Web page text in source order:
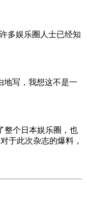
多娱乐圈人士已经知
地写，我想这不是一
整个日本娱乐圈，也
于此次杂志的爆料，